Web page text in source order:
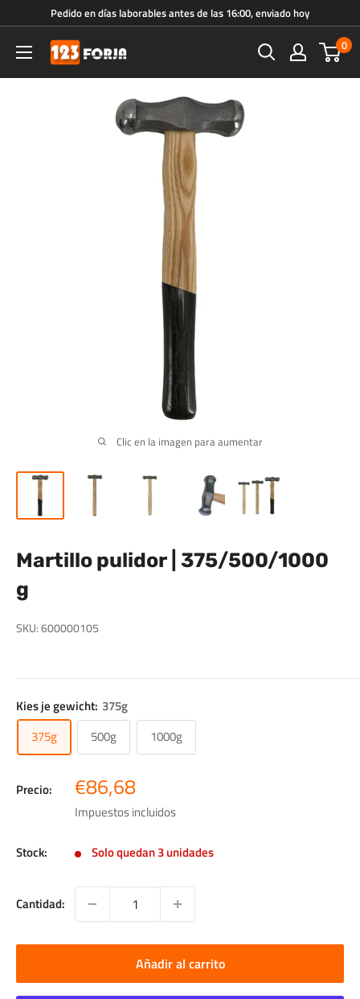
directamente
contenido
Pedido en días laborables antes de las 16:00, enviado hoy
123forja.es 0
Clic en la imagen para aumentar
Martillo pulidor | 375/500/1000
g
SKU:600000105
Kies je gewicht: 375g
375g
500g 1000g
Precio: Precio
de
venta
€86,68
Impuestos incluidos
Stock: Solo quedan 3 unidades
Cantidad:
Añadir al carrito